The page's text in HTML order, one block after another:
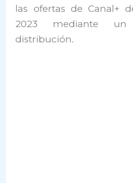
las ofertas de Canal+
2023 mediante
distribución.